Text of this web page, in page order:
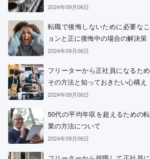
2024年09月06日
転職で後悔しないために必要な
ョンと正に後悔中の場合の解決策
2024年09月06日
フリーターから正社員になるた
その方法と知っておきたい心構え
2024年09月06日
50代の平均年収を超えるための
業の方法について
2024年09月06日